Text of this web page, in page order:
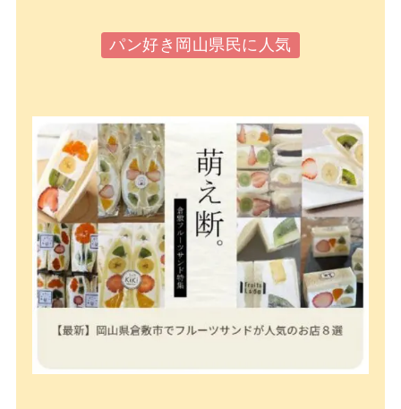
パン好き岡山県民に人気